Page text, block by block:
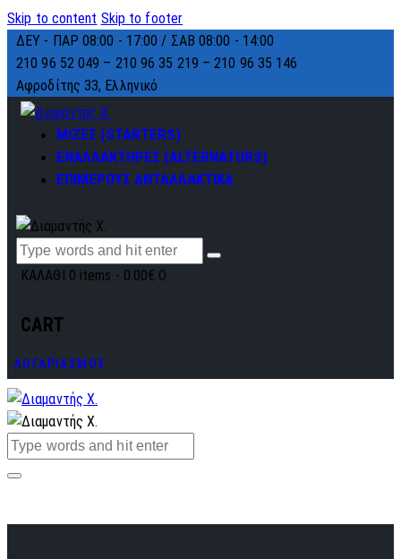
Skip to content Skip to footer
ΔΕΥ - ΠΑΡ 08:00 - 17:00 / ΣΑΒ 08:00 - 14:00
210 96 52 049 – 210 96 35 219 –210 96 35 146
Αφροδίτης 33, Ελληνικό
ΜΙΖΕΣ (STARTERS)
ΕΝΑΛΛΑΚΤΗΡΕΣ (ALTERNATORS)
ΕΠΙΜΕΡΟΥΣ ΑΝΤΑΛΛΑΚΤΙΚΑ
ΚΑΛΑΘΙ 0 items - 0.00€ 0
CART
ΛΟΓΑΡΙΑΣΜΟΣ